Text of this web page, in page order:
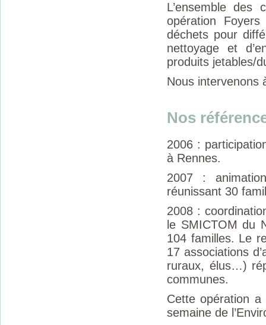
L’ensemble des
opération
déchets pour
nettoyage et
produits jetables/
Nous intervenons
Nos
2006 :
à Rennes.
2007 :
réunissant 30
2008 :
le SMICTOM du
104 familles. Le
17 associations
ruraux, élus…)
communes.
Cette opération a
semaine de